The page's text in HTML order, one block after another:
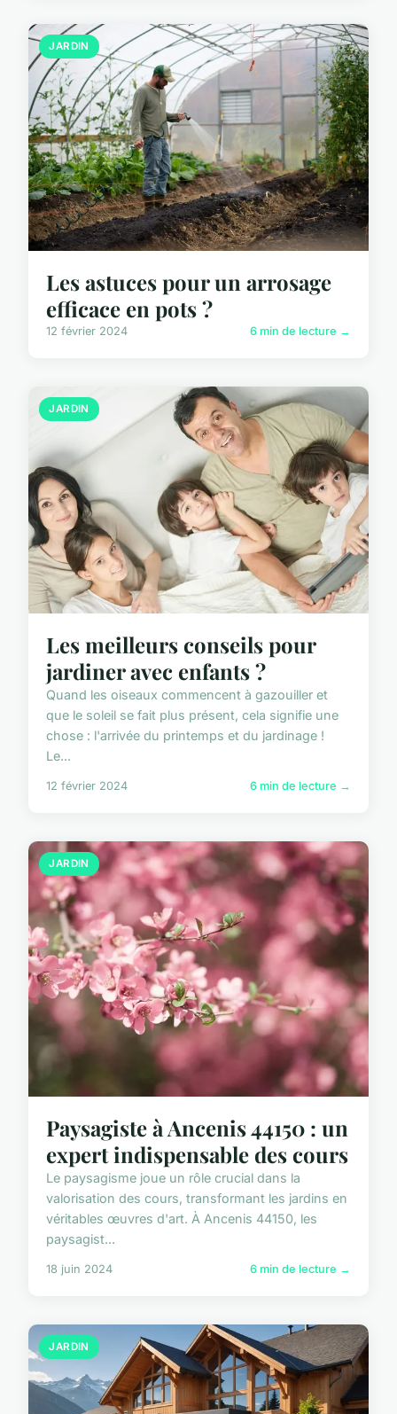
JARDIN
Les astuces pour un arrosage
efficace en pots ?
12 février 2024 6 min de lecture →
JARDIN
Les meilleurs conseils pour
jardiner avec enfants ?
Quand les oiseaux commencent à gazouiller et
que le soleil se fait plus présent, cela signifie une
chose : l'arrivée du printemps et du jardinage !
Le...
12 février 2024 6 min de lecture →
JARDIN
Paysagiste à Ancenis 44150 : un
expert indispensable des cours
Le paysagisme joue un rôle crucial dans la
valorisation des cours, transformant les jardins en
véritables œuvres d'art. À Ancenis 44150, les
paysagist...
18 juin 2024 6 min de lecture →
JARDIN